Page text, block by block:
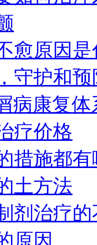
愈原因
守护和
病康复
疗价格
措施都有
土方法
剂治疗
原因